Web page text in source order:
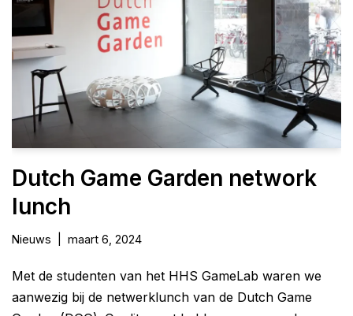
Dutch Game Garden network
lunch
Nieuws maart 6, 2024
Met de studenten van het HHS GameLab waren we
aanwezig bij de netwerklunch van de Dutch Game